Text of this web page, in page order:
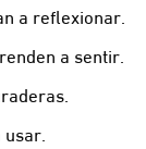
a reflexionar.
a sentir.